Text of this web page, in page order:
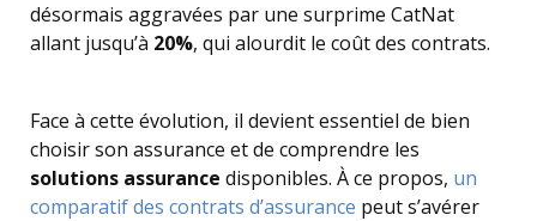
désormais aggravées par une surprime CatNat
allant jusqu’à 20%, qui alourdit le coût des contrats.
Face à cette évolution, il devient essentiel de bien
choisir son assurance et de comprendre les
solutions assurance disponibles. À ce propos, un
comparatif des contrats d’assurance peut s’avérer